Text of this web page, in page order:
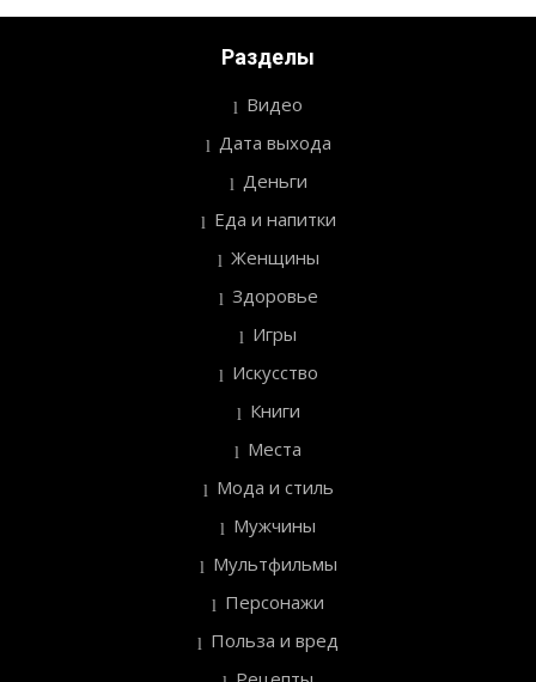
Разделы
Видео
Дата выхода
Деньги
Еда и напитки
Женщины
Здоровье
Игры
Искусство
Книги
Места
Мода и стиль
Мужчины
Мультфильмы
Персонажи
Польза и вред